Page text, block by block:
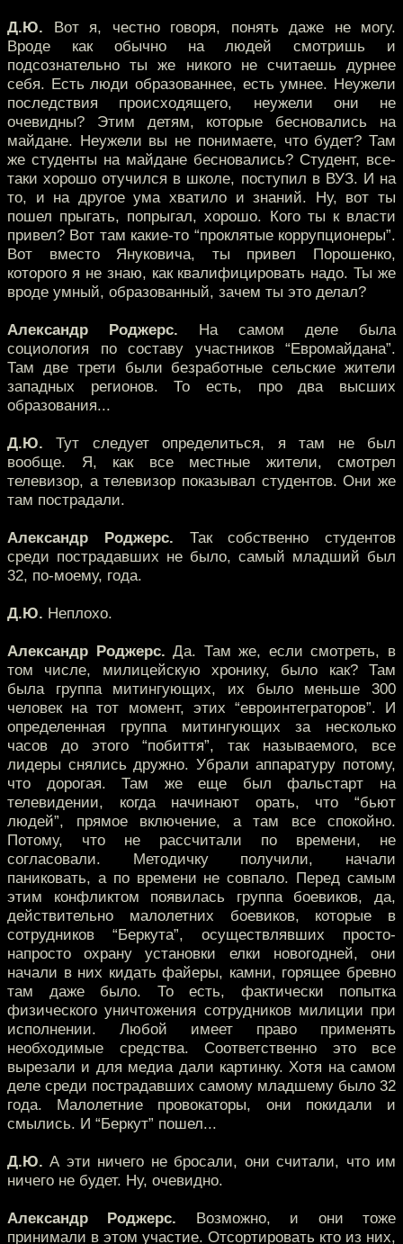
Д.Ю. Вот я, честно говоря, понять даже не могу.
Вроде как обычно на людей смотришь и
подсознательно ты же никого не считаешь дурнее
себя. Есть люди образованнее, есть умнее. Неужели
последствия происходящего, неужели они не
очевидны? Этим детям, которые бесновались на
майдане. Неужели вы не понимаете, что будет? Там
же студенты на майдане бесновались? Студент, все-
таки хорошо отучился в школе, поступил в ВУЗ. И на
то, и на другое ума хватило и знаний. Ну, вот ты
пошел прыгать, попрыгал, хорошо. Кого ты к власти
привел? Вот там какие-то “проклятые коррупционеры”.
Вот вместо Януковича, ты привел Порошенко,
которого я не знаю, как квалифицировать надо. Ты же
вроде умный, образованный, зачем ты это делал?
Александр Роджерс. На самом деле была
социология по составу участников “Евромайдана”.
Там две трети были безработные сельские жители
западных регионов. То есть, про два высших
образования...
Д.Ю. Тут следует определиться, я там не был
вообще. Я, как все местные жители, смотрел
телевизор, а телевизор показывал студентов. Они же
там пострадали.
Александр Роджерс. Так собственно студентов
среди пострадавших не было, самый младший был
32, по-моему, года.
Д.Ю. Неплохо.
Александр Роджерс. Да. Там же, если смотреть, в
том числе, милицейскую хронику, было как? Там
была группа митингующих, их было меньше 300
человек на тот момент, этих “евроинтеграторов”. И
определенная группа митингующих за несколько
часов до этого “побиття”, так называемого, все
лидеры снялись дружно. Убрали аппаратуру потому,
что дорогая. Там же еще был фальстарт на
телевидении, когда начинают орать, что “бьют
людей”, прямое включение, а там все спокойно.
Потому, что не рассчитали по времени, не
согласовали. Методичку получили, начали
паниковать, а по времени не совпало. Перед самым
этим конфликтом появилась группа боевиков, да,
действительно малолетних боевиков, которые в
сотрудников “Беркута”, осуществлявших просто-
напросто охрану установки елки новогодней, они
начали в них кидать файеры, камни, горящее бревно
там даже было. То есть, фактически попытка
физического уничтожения сотрудников милиции при
исполнении. Любой имеет право применять
необходимые средства. Соответственно это все
вырезали и для медиа дали картинку. Хотя на самом
деле среди пострадавших самому младшему было 32
года. Малолетние провокаторы, они покидали и
смылись. И “Беркут” пошел...
Д.Ю. А эти ничего не бросали, они считали, что им
ничего не будет. Ну, очевидно.
Александр Роджерс. Возможно, и они тоже
принимали в этом участие. Отсортировать кто из них,